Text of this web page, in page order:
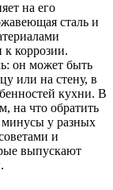
на его
сталь и
к коррозии.
он может быть
или на стену, в
кухни. В
на что обратить
у разных
и
выпускают